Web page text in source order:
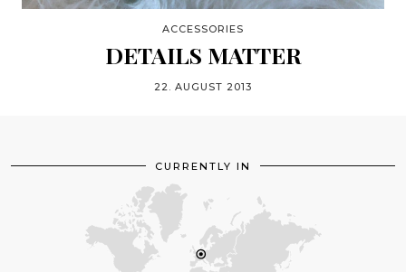
ACCESSORIES
DETAILS MATTER
22. AUGUST 2013
CURRENTLY IN